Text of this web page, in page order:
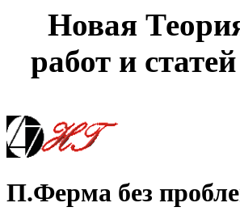
Новая
работ и
П.Ферма без